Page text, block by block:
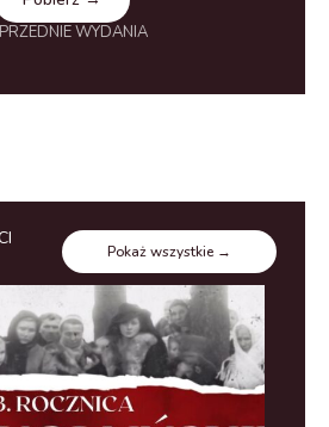
WYDANIA
Pokaż wszystkie →